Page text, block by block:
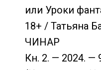
или Уроки
18+ / Татьяна
ЧИНАР
Кн. 2. — 2024. —